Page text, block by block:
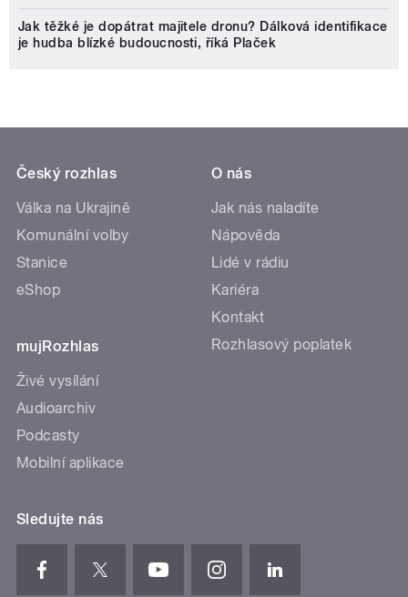
Jak těžké je dopátrat majitele dronu? Dálková identifikace
je hudba blízké budoucnosti, říká Plaček
Český rozhlas
Válka na Ukrajině
Komunální volby
Stanice
eShop
mujRozhlas
Živé vysílání
Audioarchiv
Podcasty
Mobilní aplikace
O nás
Jak nás naladíte
Nápověda
Lidé v rádiu
Kariéra
Kontakt
Rozhlasový poplatek
Sledujte nás